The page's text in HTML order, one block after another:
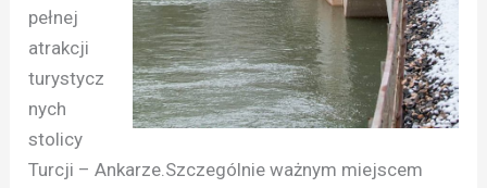
pełnej
atrakcji
turystycz
nych
stolicy
Turcji – Ankarze.Szczególnie ważnym miejscem